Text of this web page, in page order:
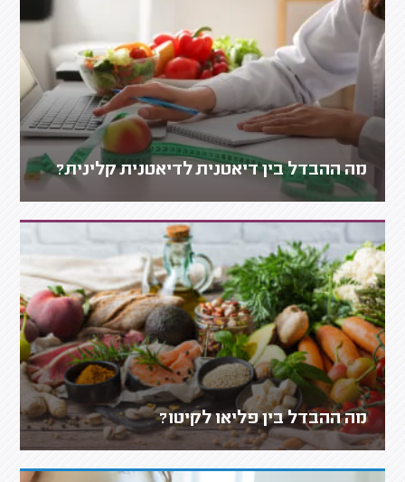
מה ההבדל בין דיאטנית לדיאטנית קלינית?
מה ההבדל בין פליאו לקיטו?